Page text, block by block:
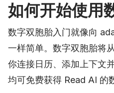
如何开始使用
数字双胞胎入门就像向
一样简单。数字双胞胎将
你连接日历、添加上下文
均可免费获得 Read AI 的